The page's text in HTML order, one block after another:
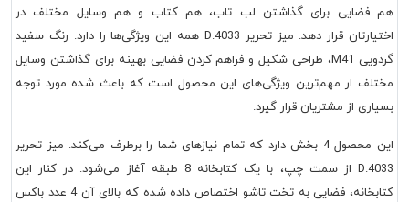
هم فضایی برای گذاشتن لب تاب، هم کتاب و هم وسایل مختلف در
اختیارتان قرار دهد. میز تحریر D.4033 همه این ویژگی‌ها را دارد. رنگ سفید
گردویی M41، طراحی شکیل و فراهم کردن فضایی بهینه برای گذاشتن وسایل
مختلف ار مهم‌ترین ویژگی‌های این محصول است که باعث شده مورد توجه
بسیاری از مشتریان قرار گیرد.
این محصول 4 بخش دارد که تمام نیازهای شما را برطرف می‌کند. میز تحریر
D.4033 از سمت چپ، با یک کتابخانه 8 طبقه آغاز می‌شود. در کنار این
کتابخانه، فضایی به تخت تاشو اختصاص داده شده که بالای آن 4 عدد باکس